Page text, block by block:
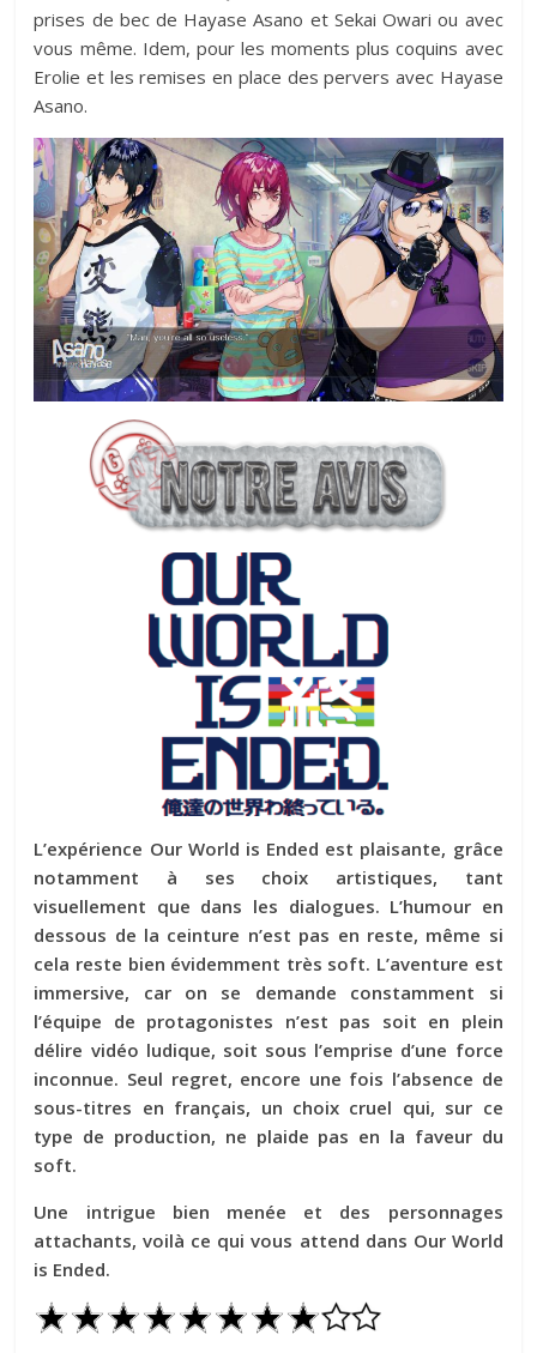
prises de bec de Hayase Asano et Sekai Owari ou avec
vous même. Idem, pour les moments plus coquins avec
Erolie et les remises en place des pervers avec Hayase
Asano.
L’expérience Our World is Ended est plaisante, grâce
notamment à ses choix artistiques, tant
visuellement que dans les dialogues. L’humour en
dessous de la ceinture n’est pas en reste, même si
cela reste bien évidemment très soft. L’aventure est
immersive, car on se demande constamment si
l’équipe de protagonistes n’est pas soit en plein
délire vidéo ludique, soit sous l’emprise d’une force
inconnue. Seul regret, encore une fois l’absence de
sous-titres en français, un choix cruel qui, sur ce
type de production, ne plaide pas en la faveur du
soft.
Une intrigue bien menée et des personnages
attachants, voilà ce qui vous attend dans Our World
is Ended.